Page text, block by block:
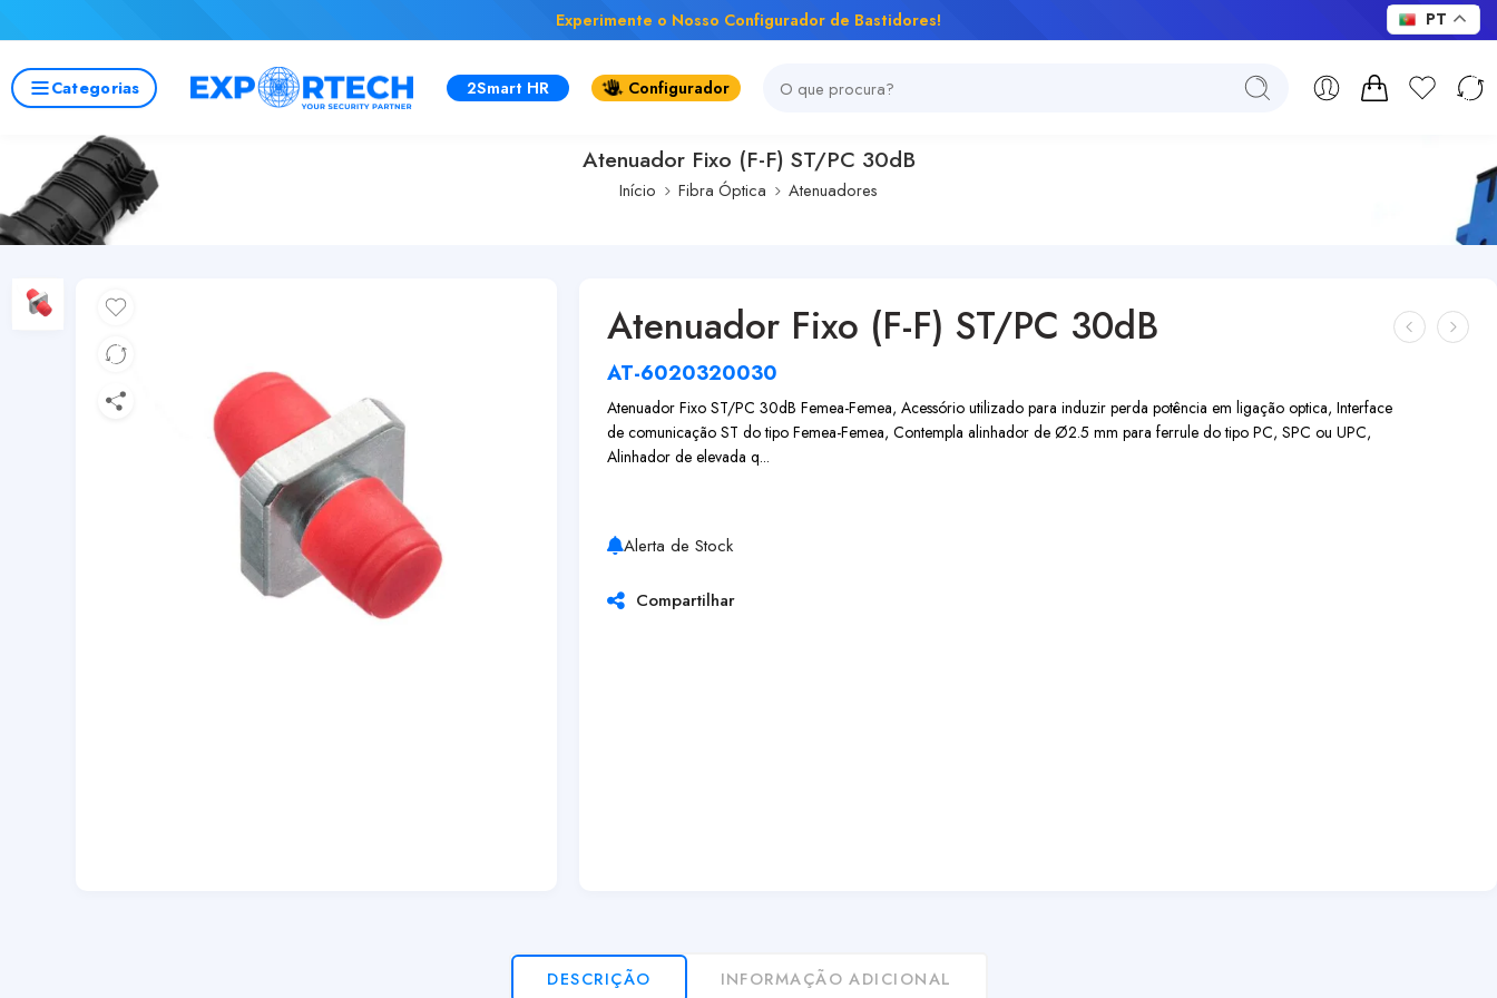
Experimente o Nosso Configurador de Bastidores!
Categorias 2Smart HR Configurador
Atenuador Fixo (F-F) ST/PC 30dB
Início Fibra Óptica Atenuadores
Atenuador Fixo (F-F) ST/PC 30dB
AT-6020320030
Atenuador Fixo ST/PC 30dB Femea-Femea, Acessório utilizado para induzir perda potência em ligação optica, Interface
de comunicação ST do tipo Femea-Femea, Contempla alinhador de Ø2.5 mm para ferrule do tipo PC, SPC ou UPC,
Alinhador de elevada q...
Alerta de Stock
Compartilhar
DESCRIÇÃO INFORMAÇÃO ADICIONAL
PT